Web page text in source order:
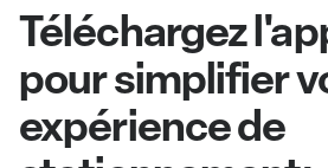
Téléchargez
pour simplifier
expérience de